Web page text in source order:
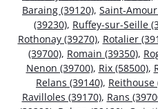
Baraing (39120), Saint-
(39230), Ruffey-sur-Seille
Rothonay (39270), Rotalier
(39700), Romain (39350),
Nenon (39700), Rix (58500),
Relans (39140), Reithouse
Ravilloles (39170), Rans